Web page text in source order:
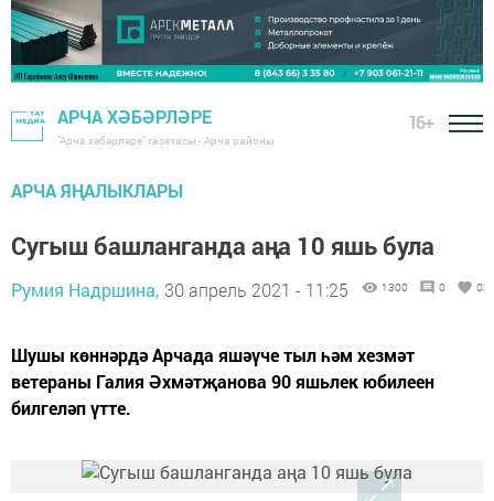
АРЧА ХӘБӘРЛӘРЕ
"Арча хәбәрләре" газетасы - Арча районы
16+
АРЧА ЯҢАЛЫКЛАРЫ
Сугыш башланганда аңа 10 яшь була
Румия Надршина, 30 апрель 2021 - 11:25 1300 0 0
Шушы көннәрдә Арчада яшәүче тыл һәм хезмәт
ветераны Галия Әхмәтҗанова 90 яшьлек юбилеен
билгеләп үтте.